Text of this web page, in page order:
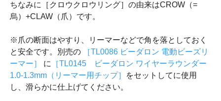
ちなみに［クロウクロウリング］の由来はCROW（=
烏）+CLAW（爪）です。
※爪の断面はやすり、リーマーなどで角を落としておく
と安全です。別売の ［TL0086 ビーダロン 電動ビーズリ
ーマー］ に
［TL0145 ビーダロン ワイヤーラウンダー
1.0-1.3mm（リーマー用チップ］
をセットしてに使用
し、滑らかに仕上げてください。